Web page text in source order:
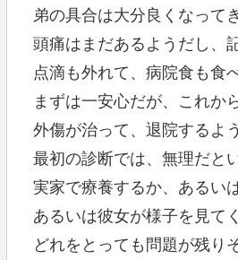
弟の具合は大分良くなって
頭痛はまだあるようだし、
点滴も外れて、病院食も食
まずは一安心だが、これか
外傷が治って、退院するよ
最初の診断では、無理だと
実家で療養するか、あるい
あるいは彼女が様子を見て
どれをとっても問題が残り